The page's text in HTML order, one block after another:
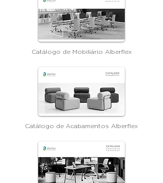
Catálogo de Mobiliário Alberflex
Catálogo de Acabamentos Alberflex